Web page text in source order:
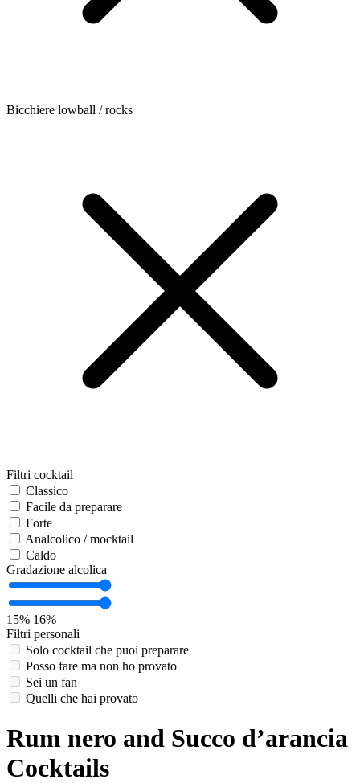
Bicchiere lowball / rocks
Filtri cocktail
Classico
Facile da preparare
Forte
Analcolico / mocktail
Caldo
Gradazione alcolica
15% 16%
Filtri personali
Solo cocktail che puoi preparare
Posso fare ma non ho provato
Sei un fan
Quelli che hai provato
Rum nero and Succo d’arancia
Cocktails